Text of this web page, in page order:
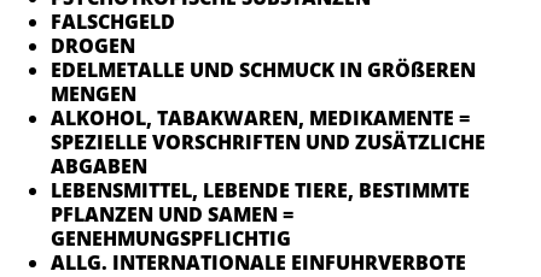
FALSCHGELD
DROGEN
EDELMETALLE UND SCHMUCK IN GRÖßEREN
MENGEN
ALKOHOL, TABAKWAREN, MEDIKAMENTE =
SPEZIELLE VORSCHRIFTEN UND ZUSÄTZLICHE
ABGABEN
LEBENSMITTEL, LEBENDE TIERE, BESTIMMTE
PFLANZEN UND SAMEN =
GENEHMUNGSPFLICHTIG
ALLG. INTERNATIONALE EINFUHRVERBOTE